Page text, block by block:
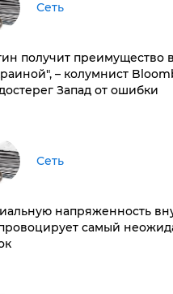
Сеть
получит преимущество
– колумнист
Запад от ошибки
Сеть
напряженность
самый